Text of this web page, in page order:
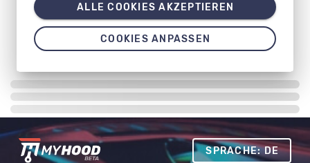
SPRACHE: DE
ALLE COOKIES AKZEPTIEREN
COOKIES ANPASSEN